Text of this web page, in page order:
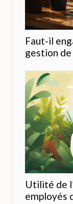
Faut-il
gestion
Utilité de
employés